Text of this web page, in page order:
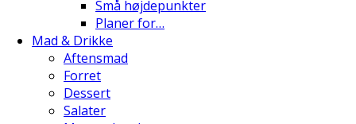
Små højdepunkter
Planer for…
Mad & Drikke
Aftensmad
Forret
Dessert
Salater